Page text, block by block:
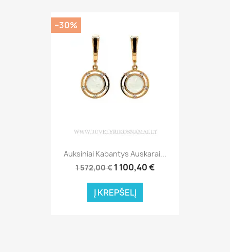
Auksiniai Kabantys Auskarai...
1 572,00 € 1 100,40 €
Į KREPŠELĮ
−30%